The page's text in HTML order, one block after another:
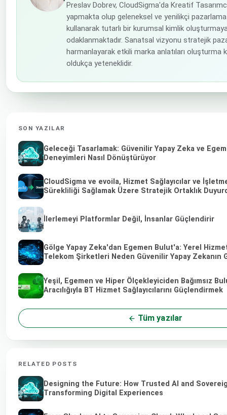
Preslav Dobrev, CloudSigma'da Kreatif
yapmakta olup geleneksel ve yenilikçi pazarlama
kullanarak tutarlı bir kurumsal kimlik
odaklanmaktadır. Sanatsal vizyonu stratejik
harmanlayarak etkili marka anlatıları oluşturma
oldukça yeteneklidir.
SON YAZILAR
Geleceği Tasarlamak: Güvenilir Yapay Zeka ve
Deneyimleri Nasıl Dönüştürüyor
CloudSigma ve evoila, Hizmet Sağlayıcılar ve
Sürekliliği Sağlamak Üzere Stratejik Ortaklık
İlerlemeyi Platformlar Değil, İnsanlar Güçlendirir
Gölge Yapay Zeka'dan Egemen Bulut'a: Yerel Hizmet
Telekom Şirketleri Neden Güvenilir Yapay Zekanın
Yeşil, Egemen ve Hiper Ölçekleyiciden Bağımsız
Aracılığıyla BT Hizmet Sağlayıcılarını Güçlendirmek
Tüm yazılar
RELATED POSTS
Designing the Future: How Trusted AI and
Transforming Digital Experiences